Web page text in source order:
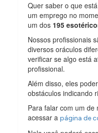
Quer saber o que
um emprego no
um dos 195
Nossos profissionais
diversos oráculos
verificar se algo está
profissional.
Além disso, eles
obstáculos indicando
Para falar com um de
acessar apágina de